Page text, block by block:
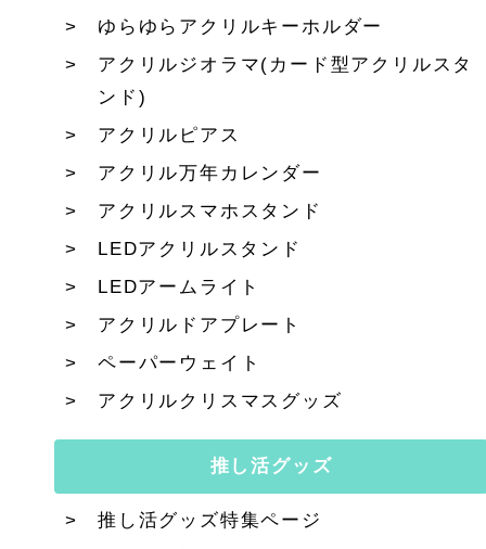
ゆらゆらアクリルキーホルダー
アクリルジオラマ(カード型アクリルスタ
ンド)
アクリルピアス
アクリル万年カレンダー
アクリルスマホスタンド
LEDアクリルスタンド
LEDアームライト
アクリルドアプレート
ペーパーウェイト
アクリルクリスマスグッズ
推し活グッズ
推し活グッズ特集ページ